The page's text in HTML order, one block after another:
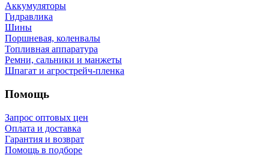
Аккумуляторы
Гидравлика
Шины
Поршневая, коленвалы
Топливная аппаратура
Ремни, сальники и манжеты
Шпагат и агрострейч-пленка
Помощь
Запрос оптовых цен
Оплата и доставка
Гарантия и возврат
Помощь в подборе